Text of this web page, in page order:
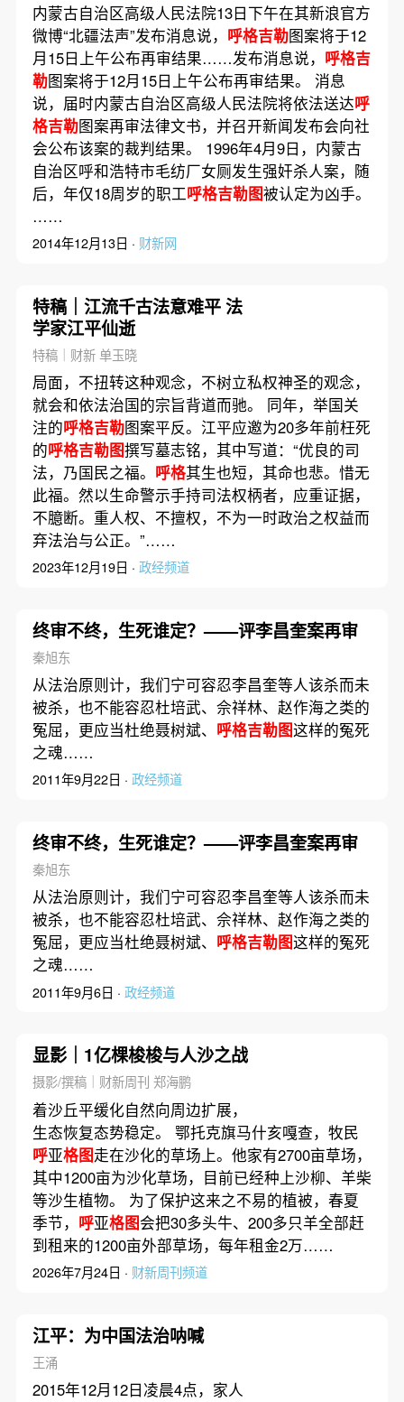
内蒙古自治区高级人民法院13日下午在其新浪官方
微博“北疆法声”发布消息说， 呼格吉勒图案将于12
月15日上午公布再审结果……发布消息说， 呼格吉
勒图案将于12月15日上午公布再审结果。 消息
说，届时内蒙古自治区高级人民法院将依法送达呼
格吉勒图案再审法律文书，并召开新闻发布会向社
会公布该案的裁判结果。 1996年4月9日，内蒙古
自治区呼和浩特市毛纺厂女厕发生强奸杀人案，随
后，年仅18周岁的职工呼格吉勒图被认定为凶手。
……
2014年12月13日 · 财新网
特稿｜江流千古法意难平 法
学家江平仙逝
特稿｜财新 单玉晓
局面，不扭转这种观念，不树立私权神圣的观念，
就会和依法治国的宗旨背道而驰。 同年，举国关
注的呼格吉勒图案平反。江平应邀为20多年前枉死
的呼格吉勒图撰写墓志铭，其中写道：“优良的司
法，乃国民之福。 呼格其生也短，其命也悲。惜无
此福。然以生命警示手持司法权柄者，应重证据，
不臆断。重人权、不擅权，不为一时政治之权益而
弃法治与公正。”……
2023年12月19日 · 政经频道
终审不终，生死谁定？——评李昌奎案再审
秦旭东
从法治原则计，我们宁可容忍李昌奎等人该杀而未
被杀，也不能容忍杜培武、佘祥林、赵作海之类的
冤屈，更应当杜绝聂树斌、 呼格吉勒图这样的冤死
之魂……
2011年9月22日 · 政经频道
终审不终，生死谁定？——评李昌奎案再审
秦旭东
从法治原则计，我们宁可容忍李昌奎等人该杀而未
被杀，也不能容忍杜培武、佘祥林、赵作海之类的
冤屈，更应当杜绝聂树斌、 呼格吉勒图这样的冤死
之魂……
2011年9月6日 · 政经频道
显影｜1亿棵梭梭与人沙之战
摄影/撰稿｜财新周刊 郑海鹏
着沙丘平缓化自然向周边扩展，
生态恢复态势稳定。 鄂托克旗马什亥嘎查，牧民
呼亚格图走在沙化的草场上。他家有2700亩草场，
其中1200亩为沙化草场，目前已经种上沙柳、羊柴
等沙生植物。 为了保护这来之不易的植被，春夏
季节， 呼亚格图会把30多头牛、200多只羊全部赶
到租来的1200亩外部草场，每年租金2万……
2026年7月24日 · 财新周刊频道
江平：为中国法治呐喊
王涌
2015年12月12日凌晨4点，家人